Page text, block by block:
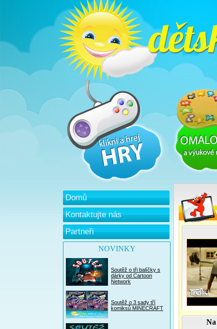
Domů
Kontaktujte nás
Partneři
NOVINKY
Soutěž o tři balíčky s
dárky od Cartoon
Network
Soutěž o 3 sady tří
komiksů MINECRAFT